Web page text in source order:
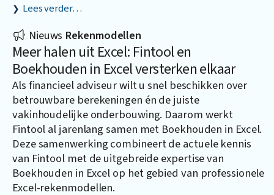
Lees verder…
Nieuws Rekenmodellen
Meer halen uit Excel: Fintool en
Boekhouden in Excel versterken elkaar
Als financieel adviseur wilt u snel beschikken over
betrouwbare berekeningen én de juiste
vakinhoudelijke onderbouwing. Daarom werkt
Fintool al jarenlang samen met Boekhouden in Excel.
Deze samenwerking combineert de actuele kennis
van Fintool met de uitgebreide expertise van
Boekhouden in Excel op het gebied van professionele
Excel-rekenmodellen.